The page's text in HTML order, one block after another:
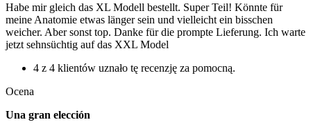
Habe mir gleich das XL Modell bestellt. Super Teil! Könnte für
meine Anatomie etwas länger sein und vielleicht ein bisschen
weicher. Aber sonst top. Danke für die prompte Lieferung. Ich warte
jetzt sehnsüchtig auf das XXL Model
4 z 4 klientów uznało tę recenzję za pomocną.
Ocena
Una gran elección